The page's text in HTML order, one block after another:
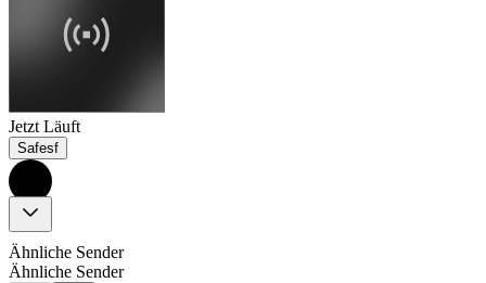
Jetzt Läuft
Safesf
Ähnliche Sender
Ähnliche Sender